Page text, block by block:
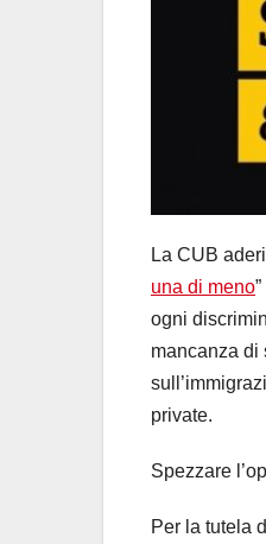
La CUB
una di meno
ogni
mancanza di
private.
Spezzare
Per la tutela